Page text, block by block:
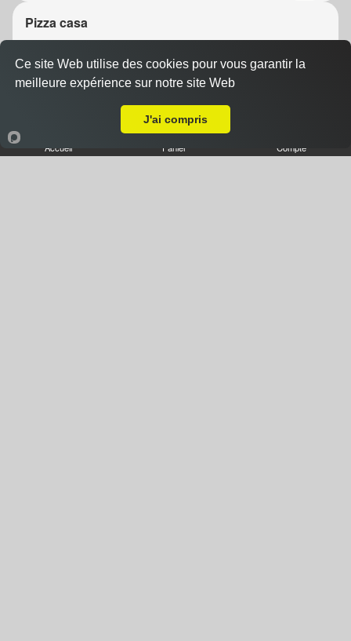
Pizza casa
11.00 €
Base sauce tomate, fromage, jambon, champignons,
Accueil Panier Compte
Ce site Web utilise des cookies pour vous garantir la
meilleure expérience sur notre site Web
J'ai compris